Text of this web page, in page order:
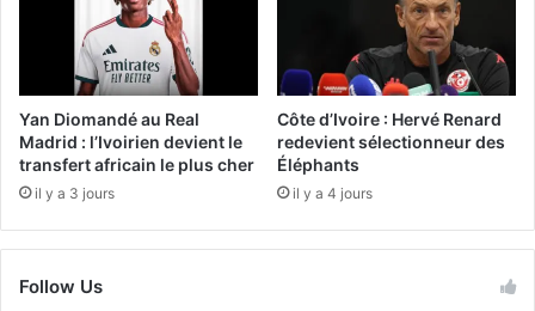
Yan Diomandé au Real
Madrid : l’Ivoirien devient le
transfert africain le plus cher
il y a 3 jours
Côte d’Ivoire : Hervé Renard
redevient sélectionneur des
Éléphants
il y a 4 jours
Follow Us